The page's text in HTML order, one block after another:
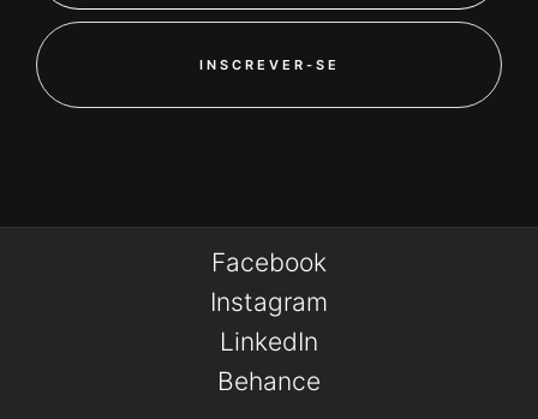
INSCREVER-SE
Facebook
Instagram
LinkedIn
Behance